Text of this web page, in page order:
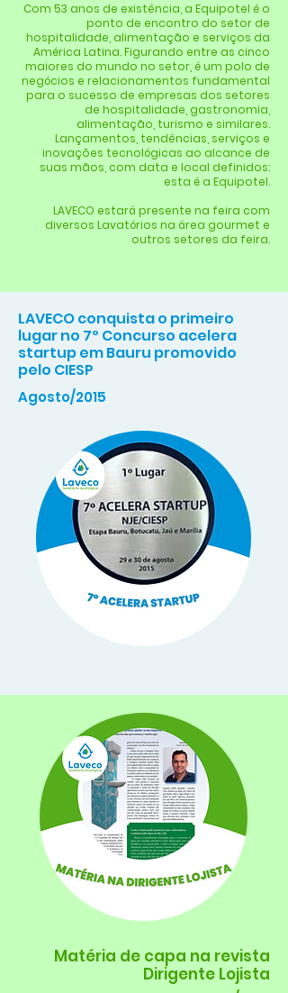
Com 53 anos de existência, a Equipotel é o
ponto de encontro do setor de
hospitalidade, alimentação e serviços da
América Latina. Figurando entre as cinco
maiores do mundo no setor, é um polo de
negócios e relacionamentos fundamental
para o sucesso de empresas dos setores
de hospitalidade, gastronomia,
alimentação, turismo e similares.
Lançamentos, tendências, serviços e
inovações tecnológicas ao alcance de
suas mãos, com data e local definidos:
esta é a Equipotel.
LAVECO estará presente na feira com
diversos Lavatórios na área gourmet e
outros setores da feira.
LAVECO conquista o primeiro
lugar no 7º Concurso acelera
startup em Bauru promovido
pelo CIESP
Agosto/2015
Matéria de capa na revista
Dirigente Lojista